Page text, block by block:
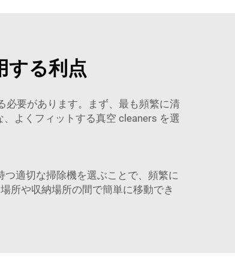
する利点
必要があります。まず、最も頻繁に清
よくフィットする真空 cleaners を選
適切な掃除機を選ぶことで、頻繁に
所や収納場所の間で簡単に移動でき